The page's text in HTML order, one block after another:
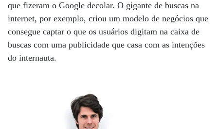
que fizeram o Google decolar. O gigante de buscas na
internet, por exemplo, criou um modelo de negócios que
consegue captar o que os usuários digitam na caixa de
buscas com uma publicidade que casa com as intenções
do internauta.